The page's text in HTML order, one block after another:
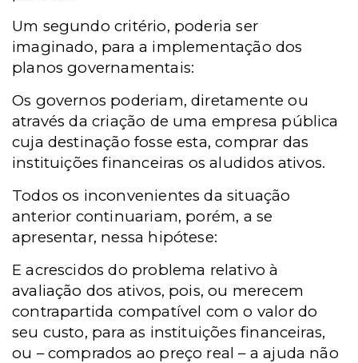
Um segundo critério, poderia ser
imaginado, para a implementação dos
planos governamentais:
Os governos poderiam, diretamente ou
através da criação de uma empresa pública
cuja destinação fosse esta, comprar das
instituições financeiras os aludidos ativos.
Todos os inconvenientes da situação
anterior continuariam, porém, a se
apresentar, nessa hipótese:
E acrescidos do problema relativo à
avaliação dos ativos, pois, ou merecem
contrapartida compatível com o valor do
seu custo, para as instituições financeiras,
ou – comprados ao preço real – a ajuda não